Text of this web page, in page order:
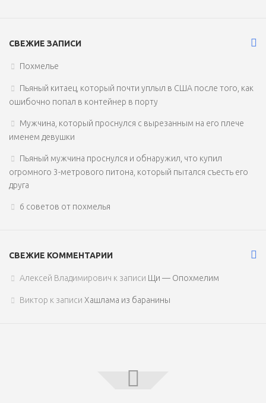
СВЕЖИЕ ЗАПИСИ
Похмелье
Пьяный китаец, который почти уплыл в США после того, как
ошибочно попал в контейнер в порту
Мужчина, который проснулся с вырезанным на его плече
именем девушки
Пьяный мужчина проснулся и обнаружил, что купил
огромного 3-метрового питона, который пытался съесть его
друга
6 советов от похмелья
СВЕЖИЕ КОММЕНТАРИИ
Алексей Владимирович к записи Щи — Опохмелим
Виктор к записи Хашлама из баранины